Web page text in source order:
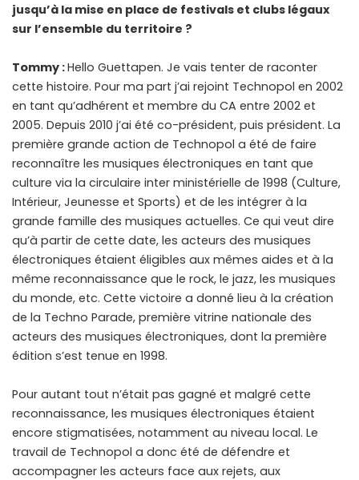
jusqu’à la mise en place de festivals et clubs légaux
sur l’ensemble du territoire ?
Tommy :Hello Guettapen. Je vais tenter de raconter
cette histoire. Pour ma part j’ai rejoint Technopol en 2002
en tant qu’adhérent et membre du CA entre 2002 et
2005. Depuis 2010 j’ai été co-président, puis président. La
première grande action de Technopol a été de faire
reconnaître les musiques électroniques en tant que
culture via la circulaire inter ministérielle de 1998 (Culture,
Intérieur, Jeunesse et Sports) et de les intégrer à la
grande famille des musiques actuelles. Ce qui veut dire
qu’à partir de cette date, les acteurs des musiques
électroniques étaient éligibles aux mêmes aides et à la
même reconnaissance que le rock, le jazz, les musiques
du monde, etc. Cette victoire a donné lieu à la création
de la Techno Parade, première vitrine nationale des
acteurs des musiques électroniques, dont la première
édition s’est tenue en 1998.
Pour autant tout n’était pas gagné et malgré cette
reconnaissance, les musiques électroniques étaient
encore stigmatisées, notamment au niveau local. Le
travail de Technopol a donc été de défendre et
accompagner les acteurs face aux rejets, aux